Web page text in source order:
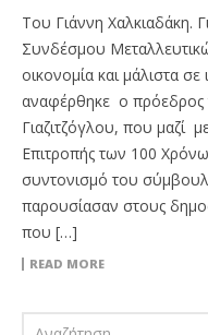
Του Γιάννη Χαλκιαδάκη.
Συνδέσμου
οικονομία και μάλιστα
αναφέρθηκε ο
Γιαζιτζόγλου, που μαζί
Επιτροπής των 100
συντονισμό του
παρουσίασαν στους
που […]
READ MORE